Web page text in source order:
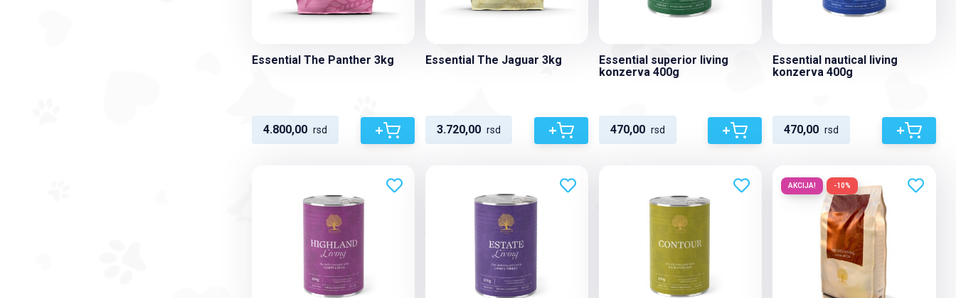
Essential The Panther 3kg
4.800,00 rsd +
Essential The Jaguar 3kg
3.720,00 rsd +
Essential superior living
konzerva 400g
470,00 rsd +
Essential nautical living
konzerva 400g
470,00 rsd +
AKCIJA! -10%